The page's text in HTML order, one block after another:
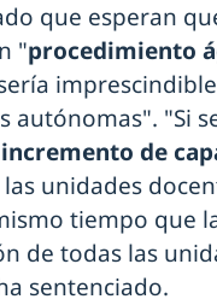
que esperan
"procedimiento
autónomas". "Si
de
unidades
tiempo que
de todas las
sentenciado.